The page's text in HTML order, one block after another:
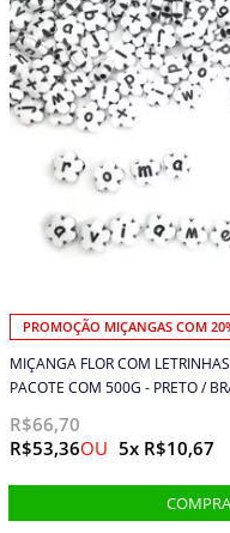
PROMOÇÃO MIÇANGAS COM
MIÇANGA FLOR COM
PACOTE COM 500G - PRETO /
R$66,70
R$53,36
5x R$10,67